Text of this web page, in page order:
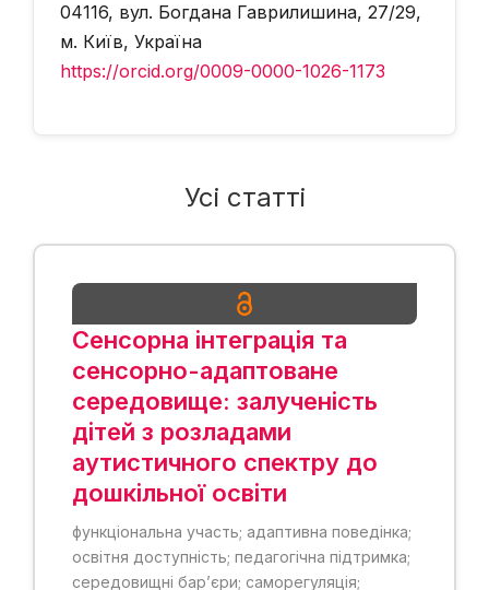
04116, вул. Богдана Гаврилишина, 27/29,
м. Київ, Україна
https://orcid.org/0009-0000-1026-1173
Усі статті
Сенсорна інтеграція та
сенсорно-адаптоване
середовище: залученість
дітей з розладами
аутистичного спектру до
дошкільної освіти
функціональна участь; адаптивна поведінка;
освітня доступність; педагогічна підтримка;
середовищні бар’єри; саморегуляція;